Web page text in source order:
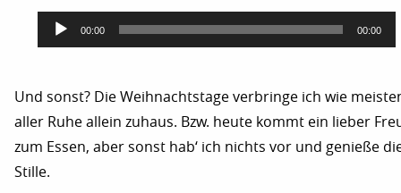
Audio-
Player
00:00 00:00
Und sonst? Die Weihnachtstage verbringe ich wie
aller Ruhe allein zuhaus. Bzw. heute kommt ein lieber
zum Essen, aber sonst hab‘ ich nichts vor und genieße
Stille.